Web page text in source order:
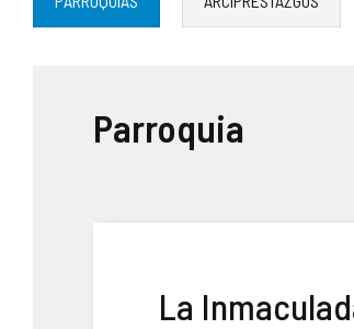
Parroquia
La